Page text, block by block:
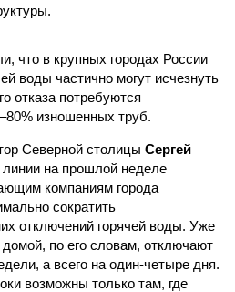
что в крупных городах России
воды частично могут исчезнуть
отказа потребуются
изношенных труб.
Северной столицы Сергей
на прошлой неделе
компаниям города
сократить
отключений горячей воды. Уже
по его словам, отключают
а всего на один-четыре дня.
возможны только там, где